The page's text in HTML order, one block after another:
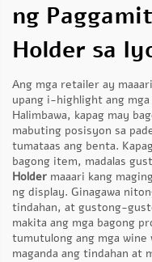
ng
Holder sa
Ang mga retailer ay
upang i-highlight ang
Halimbawa, kapag may
mabuting posisyon sa
tumataas ang benta.
bagong item, madalas
Holder maaari kang
ng display. Ginagawa
tindahan, at gustong-
makita ang mga bagong
tumutulong ang mga wine
maganda ang tindahan at